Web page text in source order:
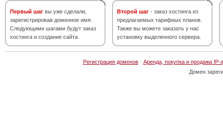
Первый шаг вы уже сделали,
зарегистрировав доменное имя.
Следующими шагами будут заказ
хостинга и создание сайта.
Второй шаг - заказ хостинга из
предлагаемых тарифных планов.
Также вы можете заказать у нас
установку выделенного сервера.
Регистрация доменов· Аренда, покупка и продажа IP-
Домен